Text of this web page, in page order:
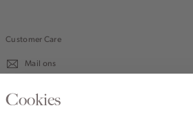
Customer Care
Mail ons
020 - 3412 670
Cookies